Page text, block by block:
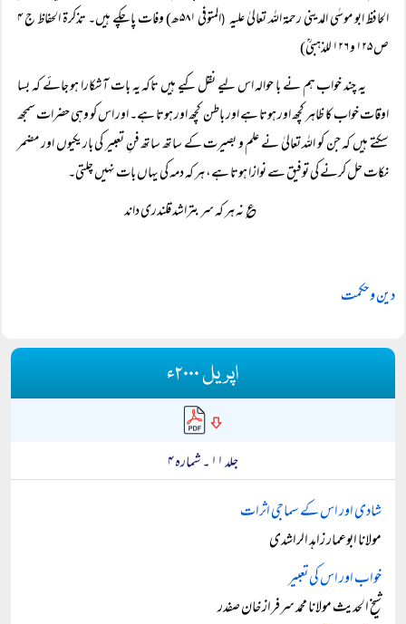
الحافظ ابو موسٰی المدینی رحمۃ اللہ تعالیٰ علیہ (
المتوفی ۵۸۱ھ) وفات پا چکے ہیں۔ تذکرۃ الحفاظ ج ۴
ص ۱۲۵ و ۱۲۶ للذہبیؒ)
یہ چند خواب ہم نے با حوالہ اس لیے نقل کیے ہیں تاکہ یہ بات آشکارا ہو جائے کہ بسا
اوقات خواب کا ظاہر کچھ اور ہوتا ہے اور باطن کچھ اور ہوتا ہے۔ اور اس کو وہی حضرات سمجھ
سکتے ہیں کہ جن کو اللہ تعالیٰ نے علم و بصیرت کے ساتھ ساتھ فنِ تعبیر کی باریکیوں اور مضمر
نکات حل کرنے کی توفیق سے نوازا ہوتا ہے، ہر کہ دمہ کی یہاں بات نہیں چلتی۔
؏ نہ ہر کہ سر بتراشد قلندری داند
دین و حکمت
اپریل ۲۰۰۰ء
جلد ۱۱ ۔ شمارہ ۴
شادی اور اس کے سماجی اثرات
مولانا ابوعمار زاہد الراشدی
خواب اور اس کی تعبیر
شیخ الحدیث مولانا محمد سرفراز خان صفدر